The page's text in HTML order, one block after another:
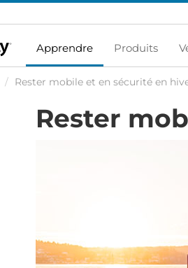
Apprendre Produits
/ Rester mobile et en sécurité en
Rester